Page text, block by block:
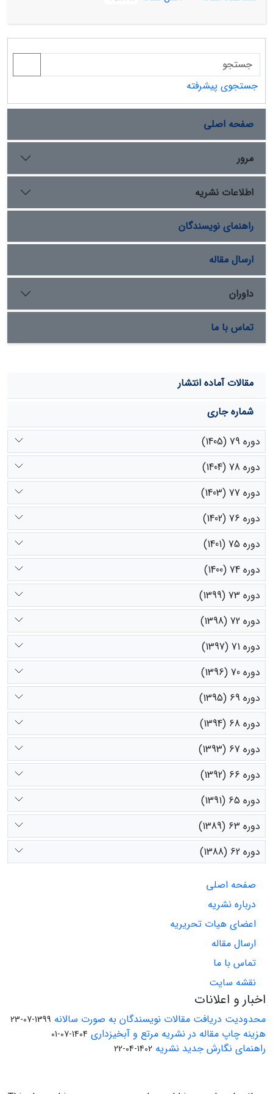
رطوبت اشباع، رطوبت خاک، ارتفاع و شیب.
همراه دیگر داده‌های توصیفی برای ایجاد پایگاه داده‌ها به
محیط GISوارد شدند و با تجزیه و تحلیل بیش از 15 لایه
اطلاعاتی واحدهای همگن زیست محیطی تعیین شد. سپس
و در نظر گرفتن ویژگی های طبیعی و اقتصادی – اجتماعی
آبخیز، تعیین اولویت بین کاربری‌های مجاز انجام و
کاربری‌های بهینه پیشنهادی معرفی شدند. در پایان نیز دو
نقشه آمایش سرزمین و کاربری فعلی اراضی بر همدیگر در
محیط GIS همخوانی داده شدند و میزان همخوانی
کاربری‌های مناسب و کاربری‌های فعلی و دقت و قابلیت
سامانه GIS در تعیین کاربری‌های همخوانی بر توان سرزمین
مورد بررسی قرار گرفت. نتایج بدست آمده از همخوانی دو
نقشه آمایش سرزمین و کاربری فعلی اراضی بر همدیگر، نشان
می‌دهد که 17 درصد حوزه مورد بررسی دارای کاربری بهینه و
83 درصد حوزه نیاز به تغییر کاربری دارد. همچنین نتایج
بدست آمده نشان‌دهنده توان پایین حوزه آبخیز مورد بررسی
آن برای ایجاد و توسعه گردشگری بومی و طبیعی می‌باشد.
جستجوی پیشرفته
صفحه اصلی
مرور
اطلاعات نشریه
راهنمای نویسندگان
ارسال مقاله
داوران
تماس با ما
مقالات آماده انتشار
شماره جاری
دوره 79 (1405)
دوره 78 (1404)
دوره 77 (1403)
دوره 76 (1402)
دوره 75 (1401)
دوره 74 (1400)
دوره 73 (1399)
دوره 72 (1398)
دوره 71 (1397)
دوره 70 (1396)
دوره 69 (1395)
دوره 68 (1394)
دوره 67 (1393)
دوره 66 (1392)
دوره 65 (1391)
دوره 63 (1389)
دوره 62 (1388)
صفحه اصلی
درباره نشریه
اعضای هیات تحریریه
ارسال مقاله
تماس با ما
نقشه سایت
اخبار و اعلانات
محدودیت دریافت مقالات نویسندگان به صورت سالانه 1399-07-23
هزینه چاپ مقاله در نشریه مرتع و آبخیزداری 1404-07-01
راهنمای نگارش جدید نشریه 1402-04-22